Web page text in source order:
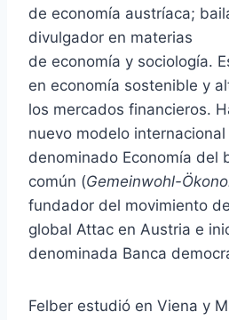
de economía austríaca;
divulgador en materias
de economía y sociología.
en economía sostenible y
los mercados financieros.
nuevo modelo
denominado Economía del
común (Gemeinwohl-
fundador del movimiento
global Attac en Austria e
denominada Banca
Felber estudió en Viena y